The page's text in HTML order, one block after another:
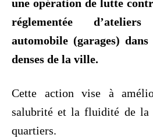
une opération de lutte
réglementée
automobile (garages)
denses de la ville.
Cette action vise à
salubrité et la fluidité de la
quartiers.